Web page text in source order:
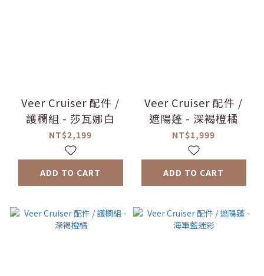
Veer Cruiser 配件 /
護欄組 - 莎瓦娜白
NT$2,199
ADD TO CART
Veer Cruiser 配件 /
遮陽蓬 - 深褐橙橘
NT$1,999
ADD TO CART